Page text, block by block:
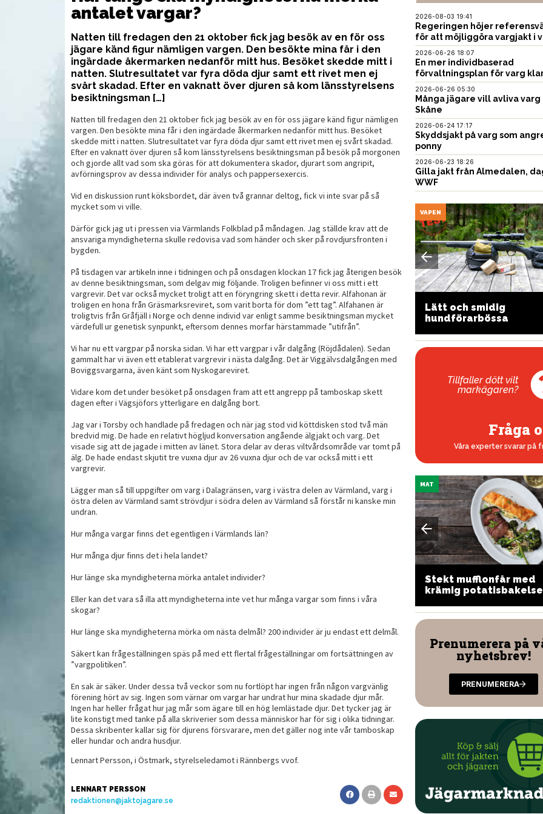
antalet vargar?
Natten till fredagen den 21 oktober fick jag besök av en för oss
jägare känd figur nämligen vargen. Den besökte mina får i den
ingärdade åkermarken nedanför mitt hus. Besöket skedde mitt i
natten. Slutresultatet var fyra döda djur samt ett rivet men ej
svårt skadad. Efter en vaknatt över djuren så kom länsstyrelsens
besiktningsman […]
Natten till fredagen den 21 oktober fick jag besök av en för oss jägare känd figur nämligen
vargen. Den besökte mina får i den ingärdade åkermarken nedanför mitt hus. Besöket
skedde mitt i natten. Slutresultatet var fyra döda djur samt ett rivet men ej svårt skadad.
Efter en vaknatt över djuren så kom länsstyrelsens besiktningsman på besök på morgonen
och gjorde allt vad som ska göras för att dokumentera skador, djurart som angripit,
avförningsprov av dessa individer för analys och pappersexercis.
Vid en diskussion runt köksbordet, där även två grannar deltog, fick vi inte svar på så
mycket som vi ville.
Därför gick jag ut i pressen via Värmlands Folkblad på måndagen. Jag ställde krav att de
ansvariga myndigheterna skulle redovisa vad som händer och sker på rovdjursfronten i
bygden.
På tisdagen var artikeln inne i tidningen och på onsdagen klockan 17 fick jag återigen besök
av denne besiktningsman, som delgav mig följande. Troligen befinner vi oss mitt i ett
vargrevir. Det var också mycket troligt att en föryngring skett i detta revir. Alfahonan är
troligen en hona från Gräsmarksreviret, som varit borta för dom ”ett tag”. Alfahanen är
troligtvis från Gråfjäll i Norge och denne individ var enligt samme besiktningsman mycket
värdefull ur genetisk synpunkt, eftersom dennes morfar härstammade ”utifrån”.
Vi har nu ett vargpar på norska sidan. Vi har ett vargpar i vår dalgång (Röjdådalen). Sedan
gammalt har vi även ett etablerat vargrevir i nästa dalgång. Det är Viggälvsdalgången med
Boviggsvargarna, även känt som Nyskogareviret.
Vidare kom det under besöket på onsdagen fram att ett angrepp på tamboskap skett
dagen efter i Vägsjöfors ytterligare en dalgång bort.
Jag var i Torsby och handlade på fredagen och när jag stod vid köttdisken stod två män
bredvid mig. De hade en relativt högljud konversation angående älgjakt och varg. Det
visade sig att de jagade i mitten av länet. Stora delar av deras viltvårdsområde var tomt på
älg. De hade endast skjutit tre vuxna djur av 26 vuxna djur och de var också mitt i ett
vargrevir.
Lägger man så till uppgifter om varg i Dalagränsen, varg i västra delen av Värmland, varg i
östra delen av Värmland samt strövdjur i södra delen av Värmland så förstår ni kanske min
undran.
Hur många vargar finns det egentligen i Värmlands län?
Hur många djur finns det i hela landet?
Hur länge ska myndigheterna mörka antalet individer?
Eller kan det vara så illa att myndigheterna inte vet hur många vargar som finns i våra
skogar?
Hur länge ska myndigheterna mörka om nästa delmål? 200 individer är ju endast ett delmål.
Säkert kan frågeställningen späs på med ett flertal frågeställningar om fortsättningen av
”vargpolitiken”.
En sak är säker. Under dessa två veckor som nu fortlöpt har ingen från någon vargvänlig
förening hört av sig. Ingen som värnar om vargar har undrat hur mina skadade djur mår.
Ingen har heller frågat hur jag mår som ägare till en hög lemlästade djur. Det tycker jag är
lite konstigt med tanke på alla skriverier som dessa människor har för sig i olika tidningar.
Dessa skribenter kallar sig för djurens försvarare, men det gäller nog inte vår tamboskap
eller hundar och andra husdjur.
Lennart Persson, i Östmark, styrelseledamot i Rännbergs vvof.
LENNART PERSSON
redaktionen@jaktojagare.se
2026-08-03 19:41
Regeringen höjer
för att möjliggöra vargjakt i
2026-06-26 18:07
En mer individbaserad
förvaltningsplan för varg
2026-06-26 05:30
Många jägare vill avliva varg
Skåne
2026-06-24 17:17
Skyddsjakt på varg som
ponny
2026-06-23 18:26
Gilla jakt från Almedalen,
WWF
kan få nytt
Mycket extra kraft i
skogen
Moderna vapenremmar
med flera funktioner
VAPEN
Lätt och smidig
hundförarbössa
Tillfaller dött vilt
markägaren?
Fråga
Våra experter svarar på
Ugnsbrässerat rådjurslår
MAT
Stekt mufflonfår med
krämig potatisbakelse
Prenumerera på
nyhetsbrev!
PRENUMERERA